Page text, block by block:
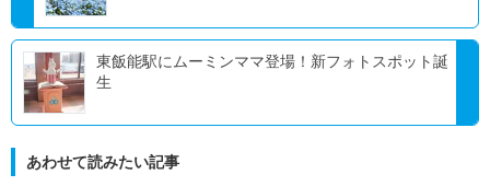
東飯能駅にムーミンママ登場！新フォトスポット誕
生
あわせて読みたい記事